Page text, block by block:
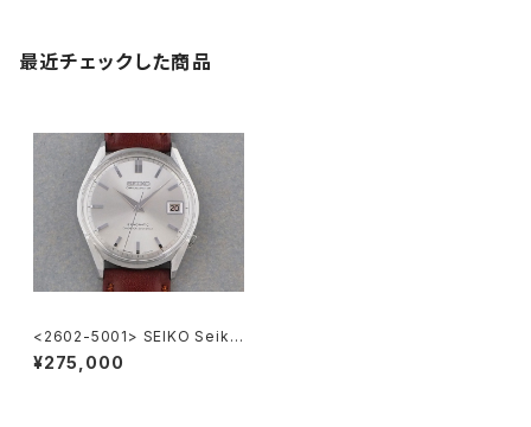
最近チェックした商品
<2602-5001> SEIKO Seiko
matic CHRONOMETER
¥275,000